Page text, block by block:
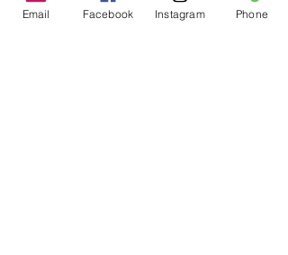
Email Facebook Instagram Phone